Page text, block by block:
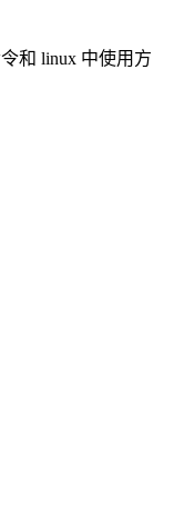
和 linux 中使用方